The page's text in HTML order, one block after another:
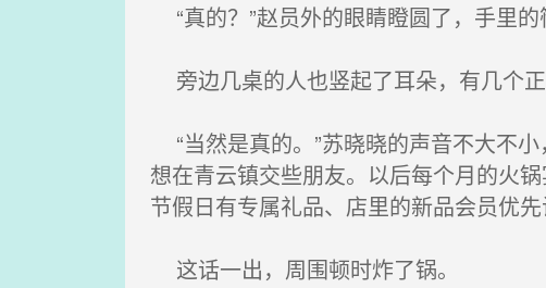
“真的？”赵员外的眼睛瞪圆了，手里的
旁边几桌的人也竖起了耳朵，有几个
“当然是真的。”苏晓晓的声音不大不
想在青云镇交些朋友。以后每个月的火
节假日有专属礼品、店里的新品会员优
这话一出，周围顿时炸了锅。